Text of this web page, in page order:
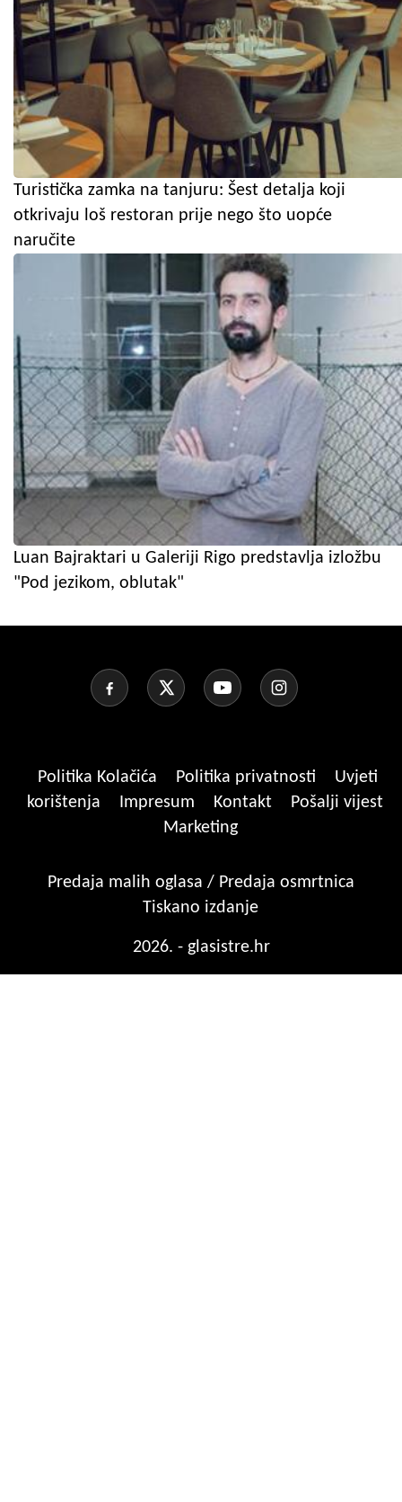
Turistička zamka na tanjuru: Šest detalja koji
otkrivaju loš restoran prije nego što uopće
naručite
Luan Bajraktari u Galeriji Rigo predstavlja izložbu
"Pod jezikom, oblutak"
Politika Kolačića Politika privatnosti
Uvjeti
korištenja
Impresum Kontakt
Pošalji vijest
Marketing
Predaja malih oglasa / Predaja osmrtnica
Tiskano izdanje
2026. - glasistre.hr